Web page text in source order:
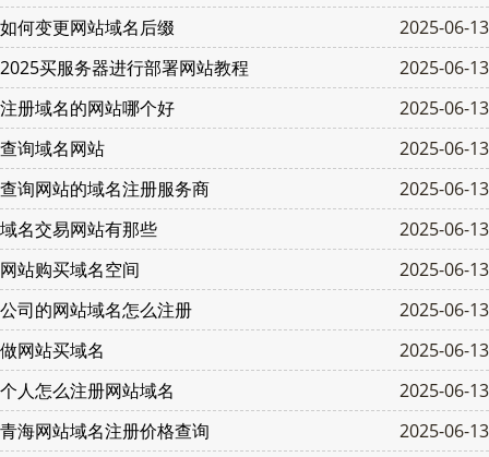
如何变更网站域名后缀
2025-06-13
2025买服务器进行部署网站教程
2025-06-13
注册域名的网站哪个好
2025-06-13
查询域名网站
2025-06-13
查询网站的域名注册服务商
2025-06-13
域名交易网站有那些
2025-06-13
网站购买域名空间
2025-06-13
公司的网站域名怎么注册
2025-06-13
做网站买域名
2025-06-13
个人怎么注册网站域名
2025-06-13
青海网站域名注册价格查询
2025-06-13